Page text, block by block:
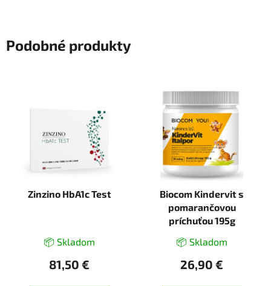
Podobné produkty
Zinzino HbA1c Test
📦 Skladom
81,50 €
Biocom Kindervit s
pomarančovou
príchuťou 195g
📦 Skladom
26,90 €